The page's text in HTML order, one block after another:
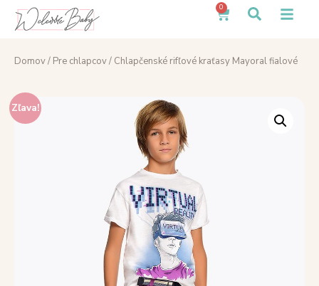
0
Domov/ Pre chlapcov/ Chlapčenské rifľové kraťasy Mayoral fialové
Zľava!